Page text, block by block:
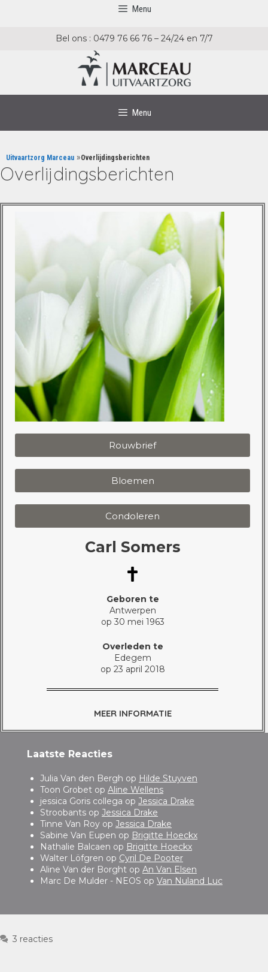
Menu
Bel ons : 0479 76 66 76 – 24/24 en 7/7
Menu
Uitvaartzorg Marceau »Overlijdingsberichten
Overlijdingsberichten
Rouwbrief
Bloemen
Condoleren
Carl Somers
Geboren te
Antwerpen
op 30 mei 1963
Overleden te
Edegem
op 23 april 2018
MEER INFORMATIE
Laatste Reacties
Julia Van den Bergh op Hilde Stuyven
Toon Grobet op Aline Wellens
jessica Goris collega op Jessica Drake
Stroobants op Jessica Drake
Tinne Van Roy op Jessica Drake
Sabine Van Eupen op Brigitte Hoeckx
Nathalie Balcaen op Brigitte Hoeckx
Walter Löfgren op Cyril De Pooter
Aline Van der Borght op An Van Elsen
Marc De Mulder - NEOS op Van Nuland Luc
3 reacties